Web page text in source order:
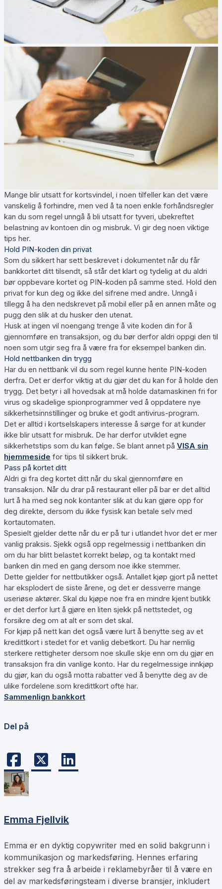
Mange blir utsatt for kortsvindel, i noen tilfeller kan det være
vanskelig å forhindre, men ved å ta noen enkle forhåndsregler
kan du som regel unngå å bli utsatt for tyveri, ubekreftet
belastning av kontoen din og misbruk. Vi gir deg noen viktige
tips her.
Hold PIN-koden din privat
Som du sikkert har sett beskrevet i dokumentet når du får
bankkortet ditt tilsendt, så står det klart og tydelig at du aldri
bør oppbevare kortet og PIN-koden på samme sted. Hold den
privat for kun deg og ikke del sifrene med andre. Unngå i
tillegg å ha den nedskrevet på mobil eller på en annen måte og
pugg den slik at du husker den utenat.
Husk at ingen vil noengang trenge å vite koden din for å
gjennomføre en transaksjon, og du bør derfor aldri oppgi den til
noen som utgir seg fra å være fra for eksempel banken din.
Hold nettbanken din trygg
Har du en nettbank vil du som regel kunne hente PIN-koden
derfra. Det er derfor viktig at du gjør det du kan for å holde den
trygg. Det betyr i all hovedsak at må holde datamaskinen fri for
virus og skadelige spionprogrammer ved å oppdatere nye
sikkerhetsinnstillinger og bruke et godt antivirus-program.
Det er alltid i kortselskapers interesse å sørge for at kunder
ikke blir utsatt for misbruk. De har derfor utviklet egne
sikkerhetstips som du kan følge. Se blant annet på VISA sin
hjemmeside for tips til sikkert bruk.
Pass på kortet ditt
Aldri gi fra deg kortet ditt når du skal gjennomføre en
transaksjon. Når du drar på restaurant eller på bar er det alltid
lurt å ha med seg nok kontanter slik at du kan gjøre opp for
deg direkte, dersom du ikke fysisk kan betale selv med
kortautomaten.
Spesielt gjelder dette når du er på tur i utlandet hvor det er mer
vanlig praksis. Sjekk også opp regelmessig i nettbanken din
om du har blitt belastet korrekt beløp, og ta kontakt med
banken din med en gang dersom noe ikke stemmer.
Dette gjelder for nettbutikker også. Antallet kjøp gjort på nettet
har eksplodert de siste årene, og det er dessverre mange
useriøse aktører. Skal du kjøpe noe fra en mindre kjent butikk
er det derfor lurt å gjøre en liten sjekk på nettstedet, og
forsikre deg om at alt er som det skal.
For kjøp på nett kan det også være lurt å benytte seg av et
kredittkort i stedet for et vanlig debetkort. Du har nemlig
sterkere rettigheter dersom noe skulle skje enn om du gjør en
transaksjon fra din vanlige konto. Har du regelmessige innkjøp
du gjør, kan du også motta rabatter ved å benytte deg av de
ulike fordelene som kredittkort ofte har.
Sammenlign bankkort
Del på
Emma Fjellvik
Emma er en dyktig copywriter med en solid bakgrunn i
kommunikasjon og markedsføring. Hennes erfaring
strekker seg fra å arbeide i reklamebyråer til å være en
del av markedsføringsteam i diverse bransjer, inkludert